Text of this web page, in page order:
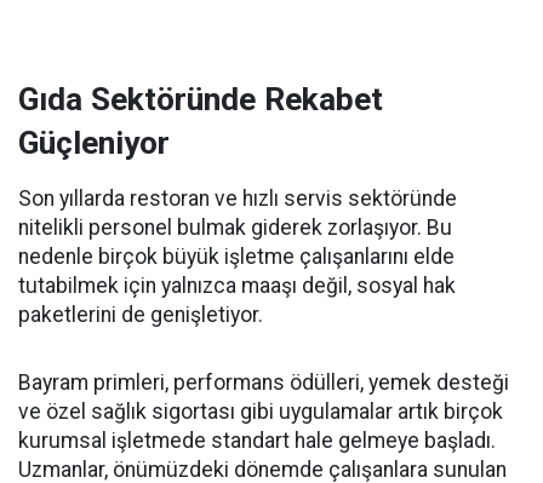
Gıda Sektöründe Rekabet
Güçleniyor
Son yıllarda restoran ve hızlı servis sektöründe
nitelikli personel bulmak giderek zorlaşıyor. Bu
nedenle birçok büyük işletme çalışanlarını elde
tutabilmek için yalnızca maaşı değil, sosyal hak
paketlerini de genişletiyor.
Bayram primleri, performans ödülleri, yemek desteği
ve özel sağlık sigortası gibi uygulamalar artık birçok
kurumsal işletmede standart hale gelmeye başladı.
Uzmanlar, önümüzdeki dönemde çalışanlara sunulan